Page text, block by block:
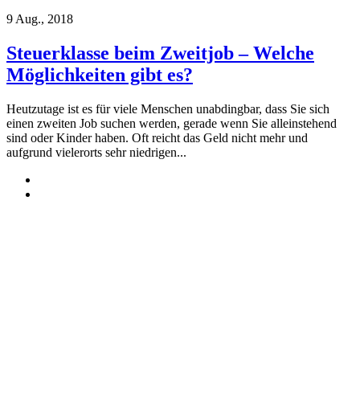
9 Aug., 2018
Steuerklasse beim Zweitjob – Welche
Möglichkeiten gibt es?
Heutzutage ist es für viele Menschen unabdingbar, dass Sie sich
einen zweiten Job suchen werden, gerade wenn Sie alleinstehend
sind oder Kinder haben. Oft reicht das Geld nicht mehr und
aufgrund vielerorts sehr niedrigen...